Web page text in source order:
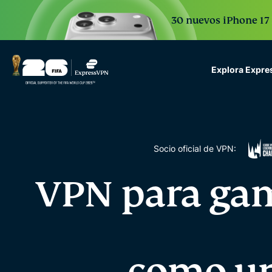
30 nuevos iPhone
Explora
VPN protection for
scale.
Socio oficial de VPN:
VPN para